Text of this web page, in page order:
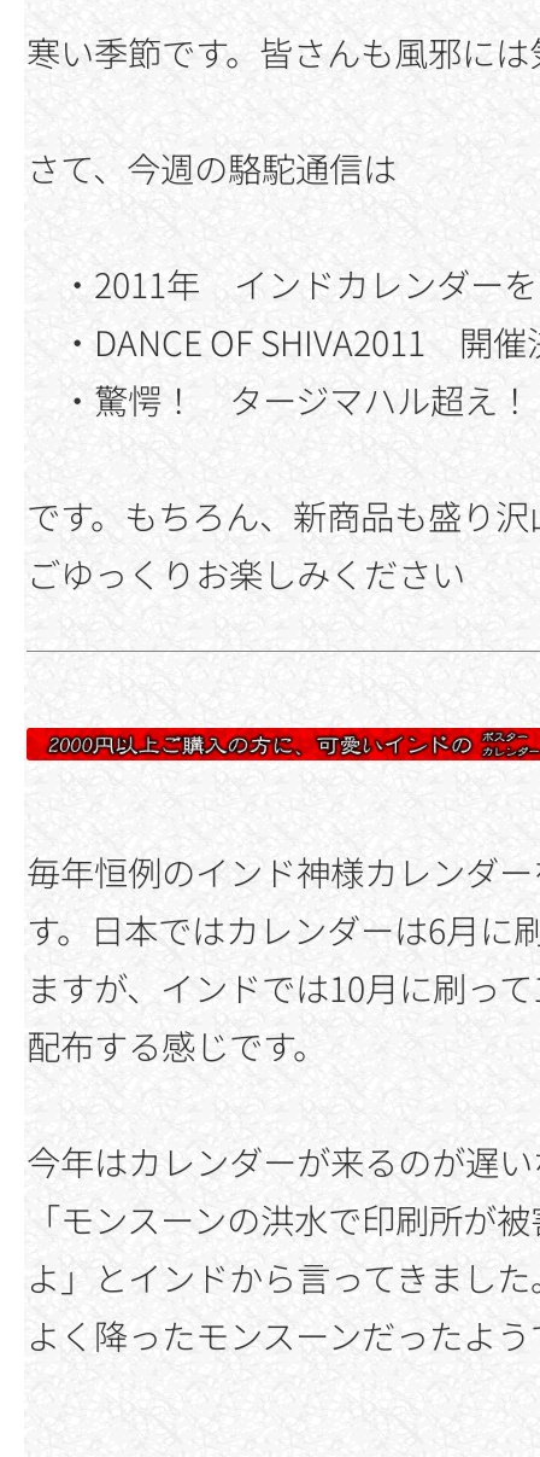
寒い季節です。皆さんも風邪に
さて、今週の駱駝通信は
・2011年 インドカレンダーを
・DANCE OF SHIVA2011 開催
・驚愕！ タージマハル超え
です。もちろん、新商品も盛り
ごゆっくりお楽しみください
毎年恒例のインド神様カレンダ
す。日本ではカレンダーは6月に
ますが、インドでは10月に刷っ
配布する感じです。
今年はカレンダーが来るのが遅
「モンスーンの洪水で印刷所が
よ」とインドから言ってきまし
よく降ったモンスーンだったよ